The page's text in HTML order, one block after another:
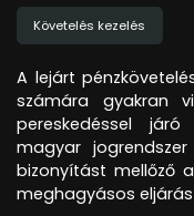
Követelés kezelés
A lejárt
számára gyakran
pereskedéssel
magyar
bizonyítást mellőző
meghagyásos